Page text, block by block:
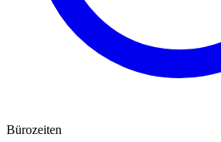
Bürozeiten